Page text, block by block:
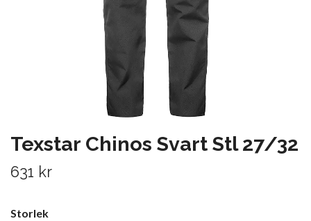
Texstar Chinos Svart Stl 27/32
631 kr
Storlek